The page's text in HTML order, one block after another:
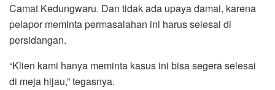
Camat Kedungwaru. Dan tidak ada upaya damai, karena
pelapor meminta permasalahan ini harus selesai di
persidangan.
“Klien kami hanya meminta kasus ini bisa segera selesai
di meja hijau,” tegasnya.